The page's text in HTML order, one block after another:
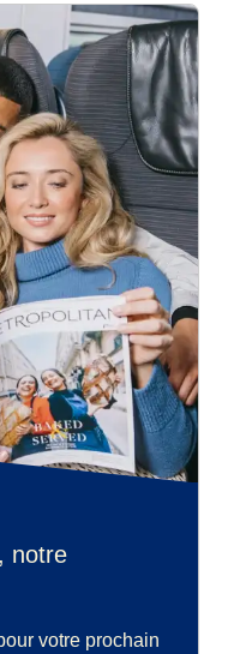
notre
votre prochain